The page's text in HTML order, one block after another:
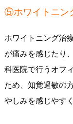
⑤ホワイトニン
ホワイトニング治
が痛みを感じたり
科医院で行うオフ
ため、知覚過敏の
やしみを感じやす